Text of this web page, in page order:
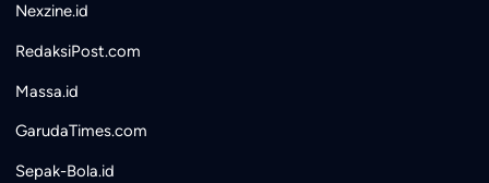
Nexzine.id
RedaksiPost.com
Massa.id
GarudaTimes.com
Sepak-Bola.id